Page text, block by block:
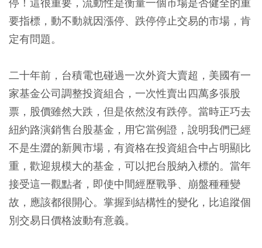
停！這很重要，流動性是衡量一個市場是否健全的重
要指標，動不動就因漲停、跌停停止交易的市場，肯
定有問題。
二十年前，台積電也碰過一次外資大賣超，美國有一
家基金公司調整投資組合，一次性賣出四萬多張股
票，股價雖然大跌，但是依然沒有跌停。當時正巧去
紐約路演銷售台股基金，用它當例證，說明我們已經
不是生澀的新興市場，有資格在投資組合中占明顯比
重，歡迎規模大的基金，可以把台股納入標的。當年
接受這一觀點者，即使中間經歷戰爭、崩盤種種變
故，應該都很開心。掌握到結構性的變化，比追蹤個
別交易日價格波動有意義。